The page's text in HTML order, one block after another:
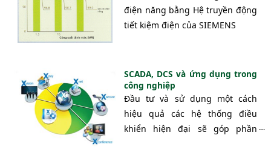
giờ, giải pháp này đáp ứng được tất
cả mọi yêu cầu về điều hành và giám
tác cực kì dễ dàng và linh hoạt.
điện năng bằng Hệ truyền động
tiết kiệm điện của SIEMENS
SCADA, DCS và ứng dụng trong
công nghiệp
Đầu tư và sử dụng một cách
hiệu quả các hệ thống điều
khiển hiện đại sẽ góp phần